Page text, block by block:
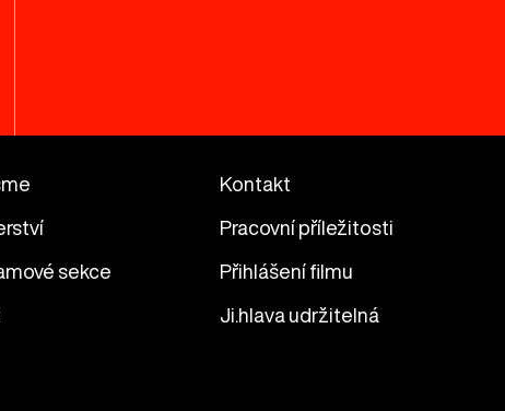
Kontakt
Pracovní příležitosti
sekce Přihlášení filmu
Ji.hlava udržitelná